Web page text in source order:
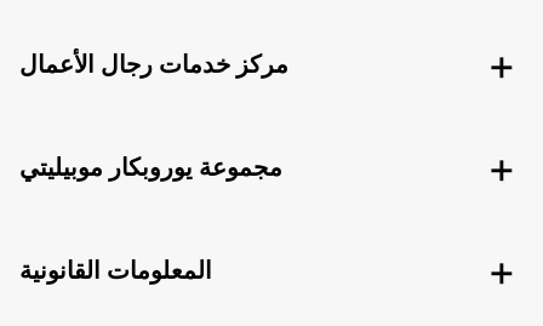
مركز خدمات رجال الأعمال
مجموعة يوروبكار موبيليتي
المعلومات القانونية